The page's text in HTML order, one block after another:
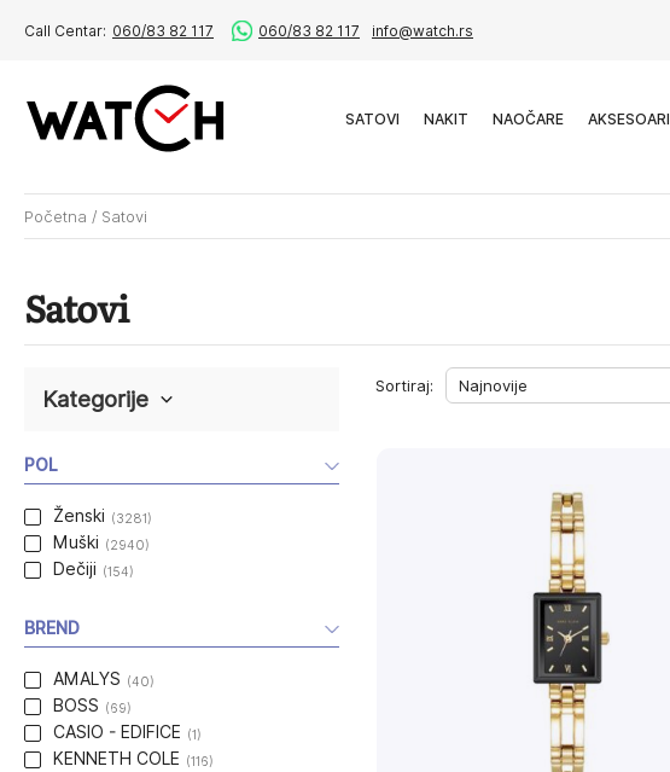
Call Centar: 060/83 82 117 060/83 82 117 info@watch.rs
SATOVI NAKIT NAOČARE AKSESOARI
Početna / Satovi
Satovi
Sortiraj:
Kategorije
POL
Ženski (3281)
Muški (2940)
Dečiji (154)
BREND
AMALYS (40)
BOSS (69)
CASIO - EDIFICE (1)
KENNETH COLE (116)